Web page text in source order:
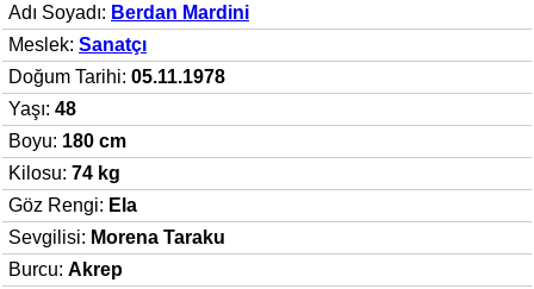
Adı Soyadı: Berdan Mardini
Meslek: Sanatçı
Doğum Tarihi: 05.11.1978
Yaşı: 48
Boyu: 180 cm
Kilosu: 74 kg
Göz Rengi: Ela
Sevgilisi: Morena Taraku
Burcu: Akrep